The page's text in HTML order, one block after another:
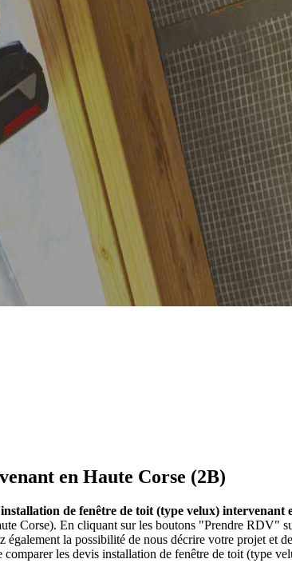
en Haute Corse (2B)
de fenêtre de toit (type velux) intervenant
Corse). En cliquant sur les boutons "Prendre RDV"
la possibilité de nous décrire votre projet et
les devis installation de fenêtre de toit (type